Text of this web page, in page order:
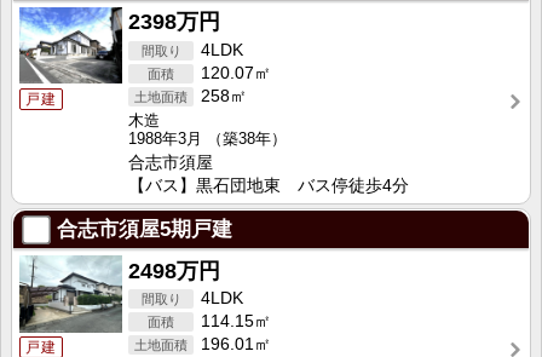
戸建
2398万円
4LDK
120.07㎡
258㎡
木造
1988年3月
（築38年）
合志市須屋
【バス】黒石団地東 バス停徒歩4分
合志市須屋5期戸建
戸建
2498万円
4LDK
114.15㎡
196.01㎡